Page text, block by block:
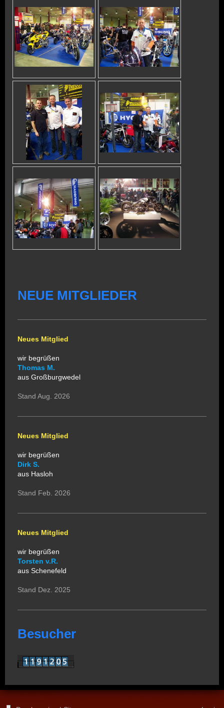
NEUE MITGLIEDER
Neues Mitglied
wir begrüßen
Thomas M.
aus Großburgwedel
Stand Aug. 2026
Neues Mitglied
wir begrüßen
Dirk S.
aus Hasloh
Stand Feb. 2026
Neues Mitglied
wir begrüßen
Torsten v.R.
aus Schenefeld
Stand Dez. 2025
Besucher